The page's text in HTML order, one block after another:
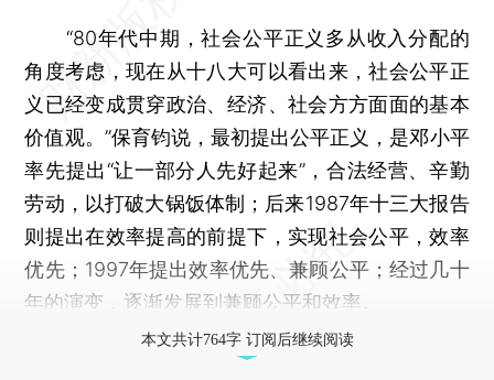
“80年代中期，社会公平正义多从收入分配的
角度考虑，现在从十八大可以看出来，社会公平正
义已经变成贯穿政治、经济、社会方方面面的基本
价值观。”保育钧说，最初提出公平正义，是邓小平
率先提出“让一部分人先好起来”，合法经营、辛勤
劳动，以打破大锅饭体制；后来1987年十三大报告
则提出在效率提高的前提下，实现社会公平，效率
优先；1997年提出效率优先、兼顾公平；经过几十
年的演变，逐渐发展到兼顾公平和效率。
本文共计764字 订阅后继续阅读